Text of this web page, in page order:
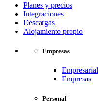
Planes y precios
Integraciones
Descargas
Alojamiento propio
Empresas
Empresarial
Empresas
Personal